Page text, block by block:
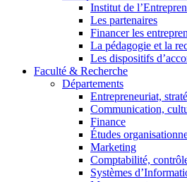
Institut de
Les partenaires
Financer les
La pédagogie et la
Les dispositifs
Faculté & Recherche
Départements
Entrepreneuriat,
Communication,
Finance
Études
Marketing
Comptabilité,
Systèmes